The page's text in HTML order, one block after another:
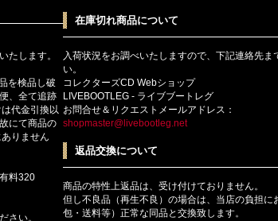
たします。
を検品し破
、全て追跡
代金引換以
にて商品の
りません
料320
さい。
在庫切れ商品について
入荷状況をお調べいたしますので、下記連絡先ま
い。
コレクターズCD Webショップ
LIVEBOOTLEG - ライブブートレグ
お問合せ＆リクエストメールアドレス：
shopmaster@livebootleg.net
返品交換について
商品の特性上返品は、受け付けておりません。
但し不良品（再生不良）の場合は、当店の負担に
包・送料等）正常な同品と交換致します。